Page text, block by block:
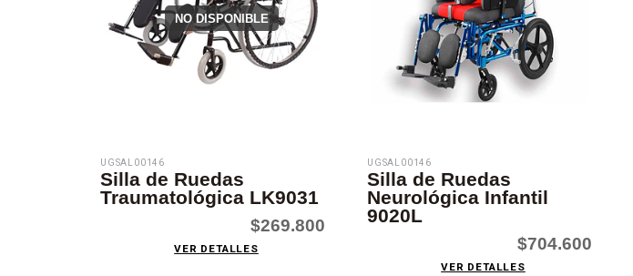
NO DISPONIBLE
UGSAL00146
Silla de Ruedas
Traumatológica LK9031
$269.800
VER DETALLES
UGSAL00146
Silla de Ruedas
Neurológica Infantil
9020L
$704.600
VER DETALLES